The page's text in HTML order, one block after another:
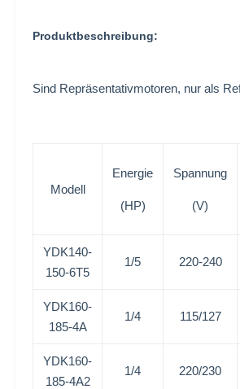
Produktbeschreibung:
Sind Repräsentativmotoren, nur als
Modell
Energie
(HP)
Spannung
(V)
YDK140-
150-6T5
1/5 220-240
YDK160-
185-4A
1/4 115/127
YDK160-
185-4A2
1/4 220/230